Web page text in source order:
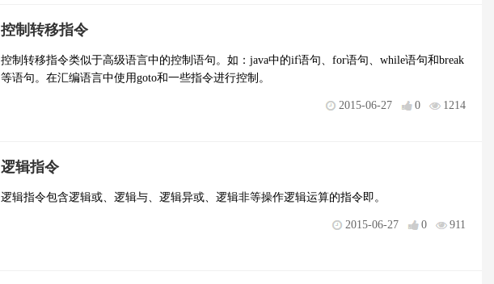
控制转移指令
控制转移指令类似于高级语言中的控制语句。如：java中的if语句、for语句、while语句和break
等语句。在汇编语言中使用goto和一些指令进行控制。
1214
0
2015-06-27
逻辑指令
逻辑指令包含逻辑或、逻辑与、逻辑异或、逻辑非等操作逻辑运算的指令即。
911
0
2015-06-27